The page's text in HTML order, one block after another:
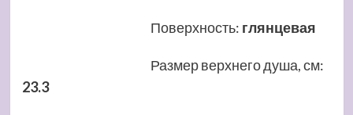
Поверхность: глянцевая
Размер верхнего душа, см:
23.3